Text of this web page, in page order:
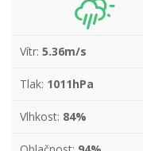
Vítr: 5.36m/s
Tlak: 1011hPa
Vlhkost: 84%